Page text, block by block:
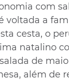
com
voltada a
cesta, o
natalino
de
além de